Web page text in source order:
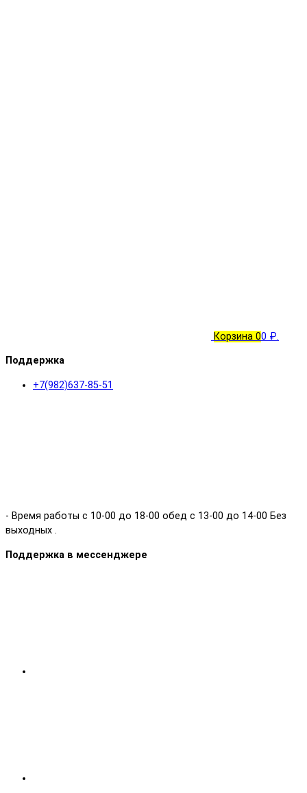
Корзина 00 ₽.
Поддержка
+7(982)637-85-51
- Время работы с 10-00 до 18-00 обед с 13-00 до 14-00 Без
выходных .
Поддержка в мессенджере